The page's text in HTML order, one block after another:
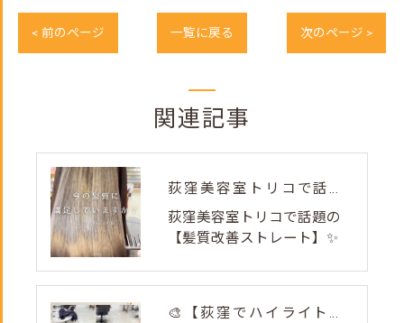
< 前のページ 一覧に戻る 次のページ >
関連記事
荻窪美容室トリコで話題の【髪質改善ストレート】✨
荻窪美容室トリコで話題の
【髪質改善ストレート】✨
🎨【荻窪でハイライト・カラーなら美容室トリコ】にお任せくださ...